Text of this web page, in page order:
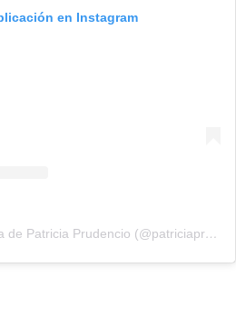
en Instagram
Una publicación compartida de Patricia Prudencio (@patriciaprudencio98)